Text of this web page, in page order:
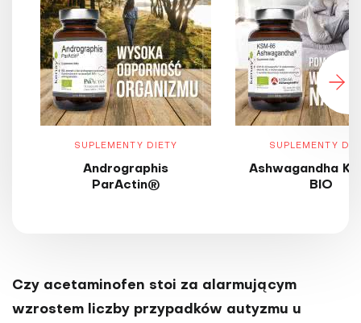
SUPLEMENTY DIETY
Andrographis
ParActin®
SUPLEMENTY
Ashwagandha
BIO
Czy acetaminofen stoi za alarmującym
wzrostem liczby przypadków autyzmu u